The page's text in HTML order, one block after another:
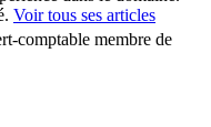
Voir tous ses articles
comptable membre de